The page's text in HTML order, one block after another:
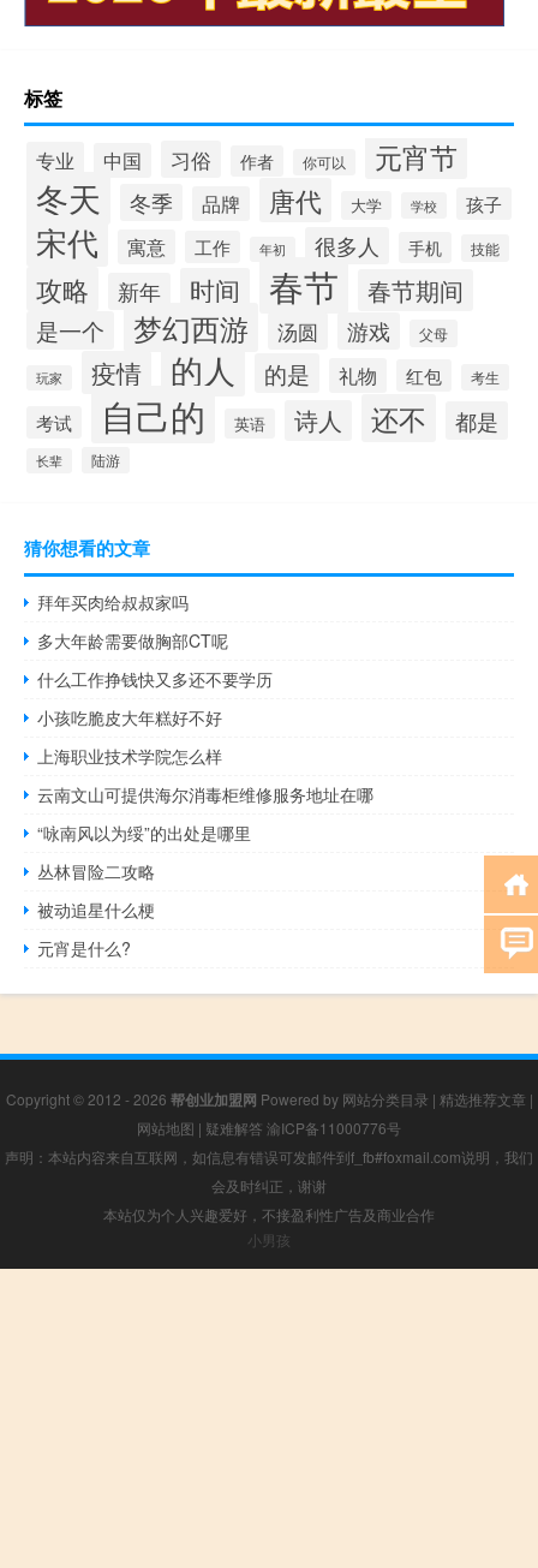
标签
专业 中国 习俗 作者 你可以 元宵节
冬天 冬季 品牌 唐代 大学 学校 孩子
宋代 寓意 工作 年初 很多人 手机 技能
攻略 新年 时间 春节 春节期间
是一个 梦幻西游 汤圆 游戏 父母
玩家 疫情 的人 的是 礼物 红包 考生
考试 自己的 英语 诗人 还不 都是
长辈 陆游
猜你想看的文章
拜年买肉给叔叔家吗
多大年龄需要做胸部CT呢
什么工作挣钱快又多还不要学历
小孩吃脆皮大年糕好不好
上海职业技术学院怎么样
云南文山可提供海尔消毒柜维修服务地址在哪
“咏南风以为绥”的出处是哪里
丛林冒险二攻略
被动追星什么梗
元宵是什么?
Copyright © 2012 - 2026 帮创业加盟网 Powered by 网站分类目录 | 精选推荐文章 |
网站地图 | 疑难解答 渝ICP备11000776号
声明：本站内容来自互联网，如信息有错误可发邮件到f_fb#foxmail.com说明，我们
会及时纠正，谢谢
本站仅为个人兴趣爱好，不接盈利性广告及商业合作
小男孩